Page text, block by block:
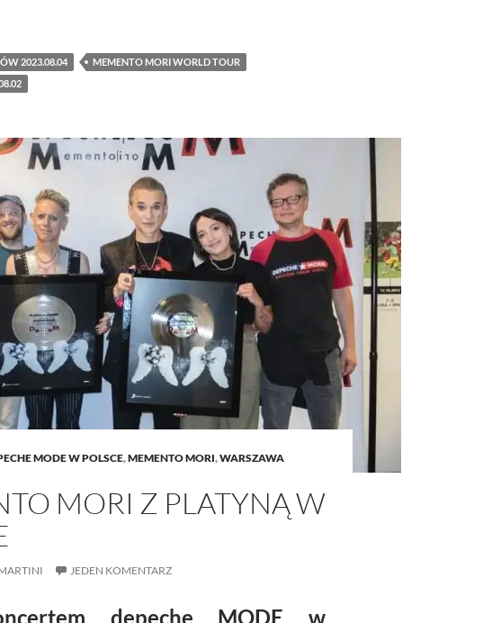
fanów za drożej na koncertach depeche MODE w Polsce.
2023.08.04
MEMENTO MORI WORLD TOUR
MODE W POLSCE,MEMENTO MORI,WARSZAWA
MORI Z PLATYNĄ W
JEDEN KOMENTARZ
depeche MODE w